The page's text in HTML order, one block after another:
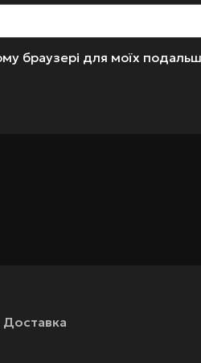
браузері для моїх
Доставка